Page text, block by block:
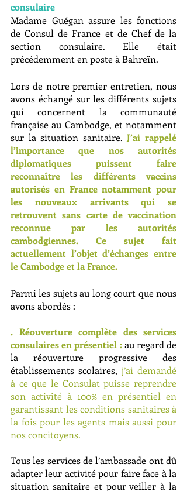
consulaire
Madame Guégan assure les fonctions
de Consul de France et de Chef de la
section consulaire. Elle était
précédemment en poste à Bahreïn.
Lors de notre premier entretien, nous
avons échangé sur les différents sujets
qui concernent la communauté
française au Cambodge, et notamment
sur la situation sanitaire. J’ai rappelé
l’importance que nos autorités
diplomatiques puissent faire
reconnaître les différents vaccins
autorisés en France notamment pour
les nouveaux arrivants qui se
retrouvent sans carte de vaccination
reconnue par les autorités
cambodgiennes. Ce sujet fait
actuellement l’objet d’échanges entre
le Cambodge et la France.
Parmi les sujets au long court que nous
avons abordés :
. Réouverture complète des services
consulaires en présentiel : au regard de
la réouverture progressive des
établissements scolaires, j’ai demandé
à ce que le Consulat puisse reprendre
son activité à 100% en présentiel en
garantissant les conditions sanitaires à
la fois pour les agents mais aussi pour
nos concitoyens.
Tous les services de l’ambassade ont dû
adapter leur activité pour faire face à la
situation sanitaire et pour veiller à la